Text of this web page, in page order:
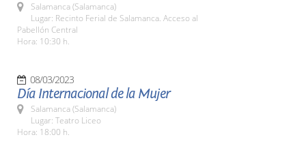
Salamanca (Salamanca)
Lugar: Recinto Ferial de Salamanca. Acceso al
Pabellón Central
Hora: 10:30 h.
08/03/2023
Día Internacional de la Mujer
Salamanca (Salamanca)
Lugar: Teatro Liceo
Hora: 18:00 h.